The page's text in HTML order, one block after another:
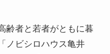
齢者と若者がともに暮
ノビシロハウス亀井